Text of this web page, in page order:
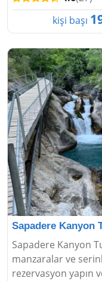
kişi başı
Sapadere Kanyon
Sapadere Kanyon
manzaralar ve
rezervasyon yapın